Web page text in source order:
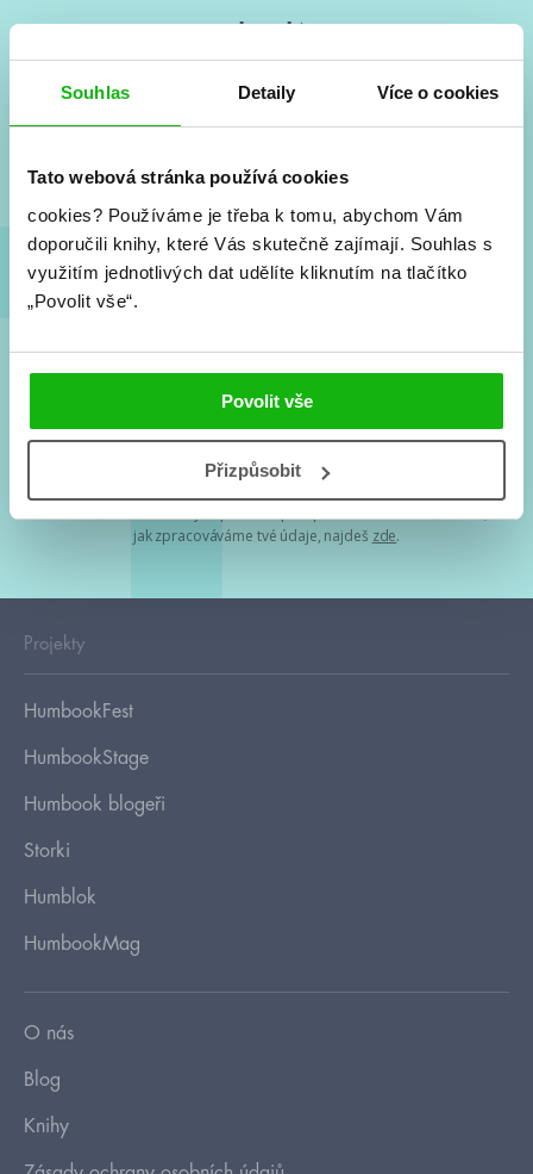
Souhlas Detaily Více o cookies
Tato webová stránka používá cookies
cookies? Používáme je třeba k tomu, abychom Vám
doporučili knihy, které Vás skutečně zajímají. Souhlas s
využitím jednotlivých dat udělíte kliknutím na tlačítko
„Povolit vše“.
Povolit vše
Přizpůsobit
Vše kolem #youngadult každý měsíc rovnou do mailu!
a seriálové adaptace a další.
Souhlasím spodmínkami zpracování osobních údajů
Tvá e-mailová adresa je u nás v bezpečí. Přečti si
jak zpracováváme tvé údaje, najdeš zde.
Projekty
HumbookFest
HumbookStage
Humbook blogeři
Storki
Humblok
HumbookMag
O nás
Blog
Knihy